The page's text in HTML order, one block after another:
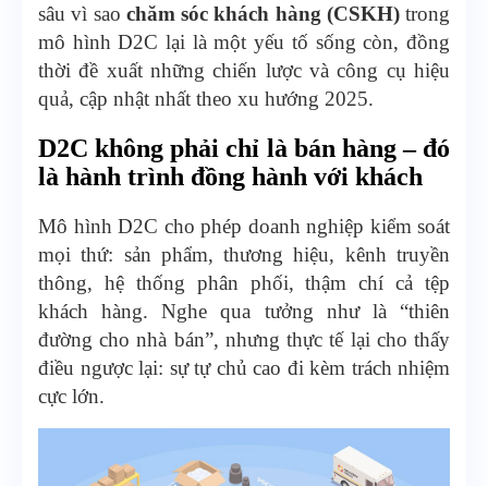
sâu vì sao chăm sóc khách hàng (CSKH)trong
mô hình D2C lại là một yếu tố sống còn, đồng
thời đề xuất những chiến lược và công cụ hiệu
quả, cập nhật nhất theo xu hướng 2025.
D2C không phải chỉ là bán hàng – đó
là hành trình đồng hành với khách
Mô hình D2C cho phép doanh nghiệp kiểm soát
mọi thứ: sản phẩm, thương hiệu, kênh truyền
thông, hệ thống phân phối, thậm chí cả tệp
khách hàng. Nghe qua tưởng như là “thiên
đường cho nhà bán”, nhưng thực tế lại cho thấy
điều ngược lại: sự tự chủ cao đi kèm trách nhiệm
cực lớn.